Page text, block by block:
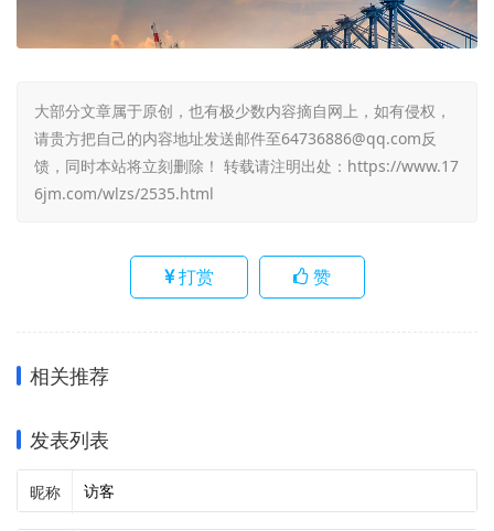
大部分文章属于原创，也有极少数内容摘自网上，如有侵权，
请贵方把自己的内容地址发送邮件至64736886@qq.com反
馈，同时本站将立刻删除！ 转载请注明出处： https://www.17
6jm.com/wlzs/2535.html
打赏 赞
相关推荐
发表列表
昵称